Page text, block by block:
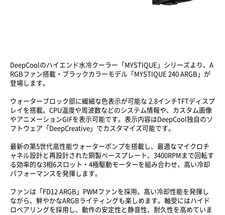
DeepCoolのハイエンド水冷クーラー「MYSTIQUE」シリーズより、A
RGBファン搭載・ブラックカラーモデル「MYSTIQUE 240 ARGB」が
登場します。
ウォーターブロック部に繊細な色表示が可能な 2.8インチTFTディスプ
レイを搭載。CPU温度や周波数などのシステム情報や、カスタム画像
やアニメーションGIFを表示可能です。表示内容はDeepCool独自のソ
フトウェア「DeepCreative」でカスタマイズ可能です。
最新の第5世代高性能ウォーターポンプを搭載し、最適なマイクロチ
ャネル設計と再設計された銅製ベースプレート、3400RPMまで回転す
る効率的な3相6スロット・4極駆動モーターを組み合わせ、高い冷却
パフォーマンスを発揮します。
ファンは「FD12 ARGB」PWMファンを採用。高い冷却性能を発揮し
ながら、鮮やかなARGBライティングも楽しめます。軸受にはハイド
ロベアリングを採用し、動作の安定性と静音性、耐久性を高めていま